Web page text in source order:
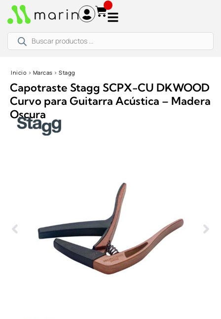
productos
Inicio › Marcas › Stagg
Capotraste Stagg SCPX-CU DKWOOD
Curvo para Guitarra Acústica – Madera
Oscura